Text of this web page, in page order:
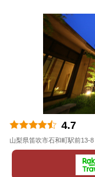
4.7
山梨県笛吹市石和町駅前13-8